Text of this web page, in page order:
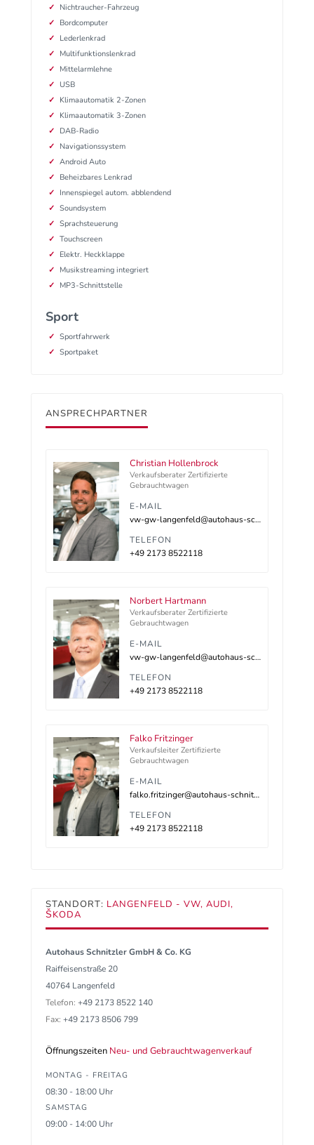
Nichtraucher-Fahrzeug
Bordcomputer
Lederlenkrad
Multifunktionslenkrad
Mittelarmlehne
USB
Klimaautomatik 2-Zonen
Klimaautomatik 3-Zonen
DAB-Radio
Navigationssystem
Android Auto
Beheizbares Lenkrad
Innenspiegel autom. abblendend
Soundsystem
Sprachsteuerung
Touchscreen
Elektr. Heckklappe
Musikstreaming integriert
MP3-Schnittstelle
Sport
Sportfahrwerk
Sportpaket
ANSPRECHPARTNER
Christian Hollenbrock
Verkaufsberater Zertifizierte
Gebrauchtwagen
E-MAIL
vw-gw-langenfeld@autohaus-schnitzler.dealerdesk.de
TELEFON
+49 2173 8522118
Norbert Hartmann
Verkaufsberater Zertifizierte
Gebrauchtwagen
E-MAIL
vw-gw-langenfeld@autohaus-schnitzler.dealerdesk.de
TELEFON
+49 2173 8522118
Falko Fritzinger
Verkaufsleiter Zertifizierte
Gebrauchtwagen
E-MAIL
falko.fritzinger@autohaus-schnitzler.de
TELEFON
+49 2173 8522118
STANDORT: LANGENFELD - VW, AUDI,
ŠKODA
Autohaus Schnitzler GmbH & Co. KG
Raiffeisenstraße 20
40764 Langenfeld
Telefon: +49 2173 8522 140
Fax: +49 2173 8506 799
Öffnungszeiten Neu- und Gebrauchtwagenverkauf
MONTAG - FREITAG
08:30 - 18:00 Uhr
SAMSTAG
09:00 - 14:00 Uhr